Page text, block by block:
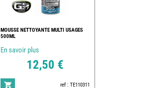
MOUSSE NETTOYANTE MULTI USAGES
500ML
En savoir plus
12,50 €
ref : TE110311